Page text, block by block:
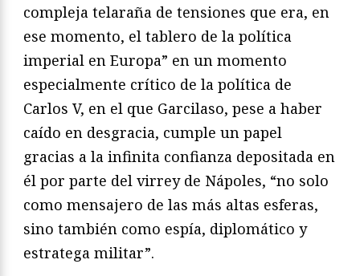
compleja telaraña de tensiones que era, en
ese momento, el tablero de la política
imperial en Europa” en un momento
especialmente crítico de la política de
Carlos V, en el que Garcilaso, pese a haber
caído en desgracia, cumple un papel
gracias a la infinita confianza depositada en
él por parte del virrey de Nápoles, “no solo
como mensajero de las más altas esferas,
sino también como espía, diplomático y
estratega militar”.